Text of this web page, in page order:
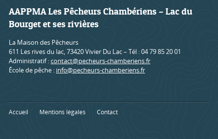
AAPPMA Les Pêcheurs Chambériens – Lac du
Bourget et ses rivières
La Maison des Pêcheurs
611 Les rives du lac, 73420 Vivier Du Lac – Tél : 04 79 85 20 01
Administratif :contact@pecheurs-chamberiens.fr
École de pêche : info@pecheurs-chamberiens.fr
Accueil Mentions légales Contact